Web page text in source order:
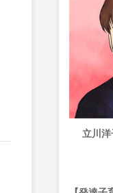
立川洋